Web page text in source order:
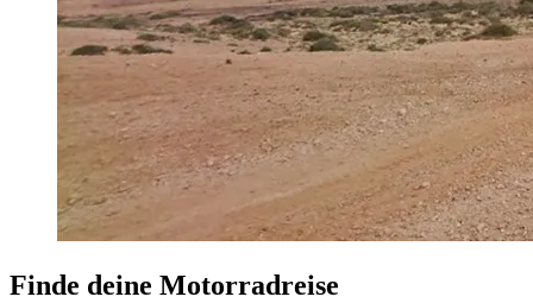
Finde deine Motorradreise